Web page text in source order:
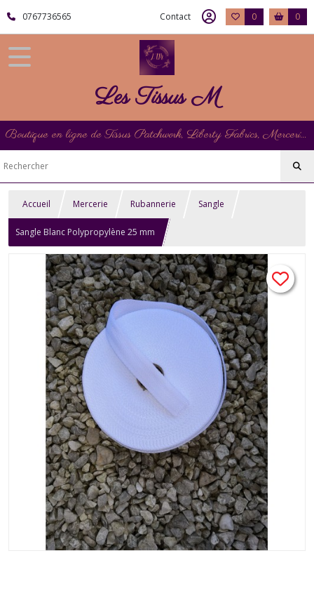
0767736565 Contact 0 0
Les Tissus M
Boutique en ligne de Tissus Patchwork, Liberty Fabrics, Mercerie et Matériel de Point de Croix
Accueil Mercerie Rubannerie Sangle
Sangle Blanc Polypropylène 25 mm